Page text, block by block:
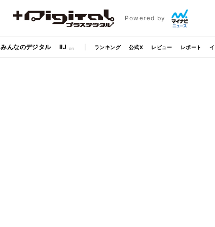
Powered by
みんなのデジタル IIJ ランキング 公式X レビュー レポート